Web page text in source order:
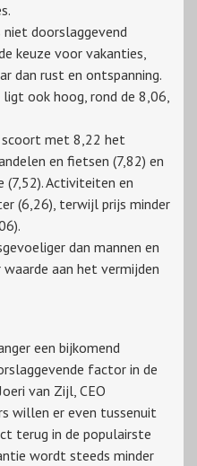
niet doorslaggevend
keuze voor vakanties,
dan rust en ontspanning.
ook hoog, rond de 8,06,
scoort met 8,22 het
en fietsen (7,82) en
(7,52). Activiteiten en
(6,26), terwijl prijs minder
dan mannen en
aan het vermijden
een bijkomend
factor in de
van Zijl, CEO
willen er even tussenuit
terug in de populairste
wordt steeds minder